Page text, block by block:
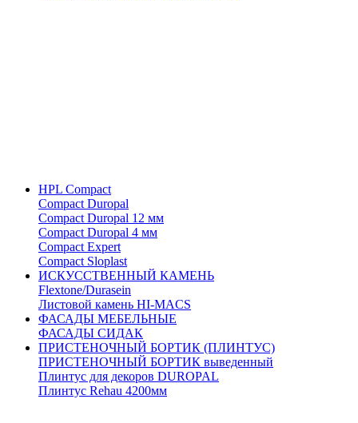
HPL Compact
Compact Duropal
Compact Duropal 12 мм
Compact Duropal 4 мм
Compact Expert
Compact Sloplast
ИСКУССТВЕННЫЙ КАМЕНЬ
Flextone/Durasein
Листовой камень HI-MACS
ФАСАДЫ МЕБЕЛЬНЫЕ
ФАСАДЫ СИДАК
ПРИСТЕНОЧНЫЙ БОРТИК (ПЛИНТУС)
ПРИСТЕНОЧНЫЙ БОРТИК выведенный
Плинтус для декоров DUROPAL
Плинтус Rehau 4200мм